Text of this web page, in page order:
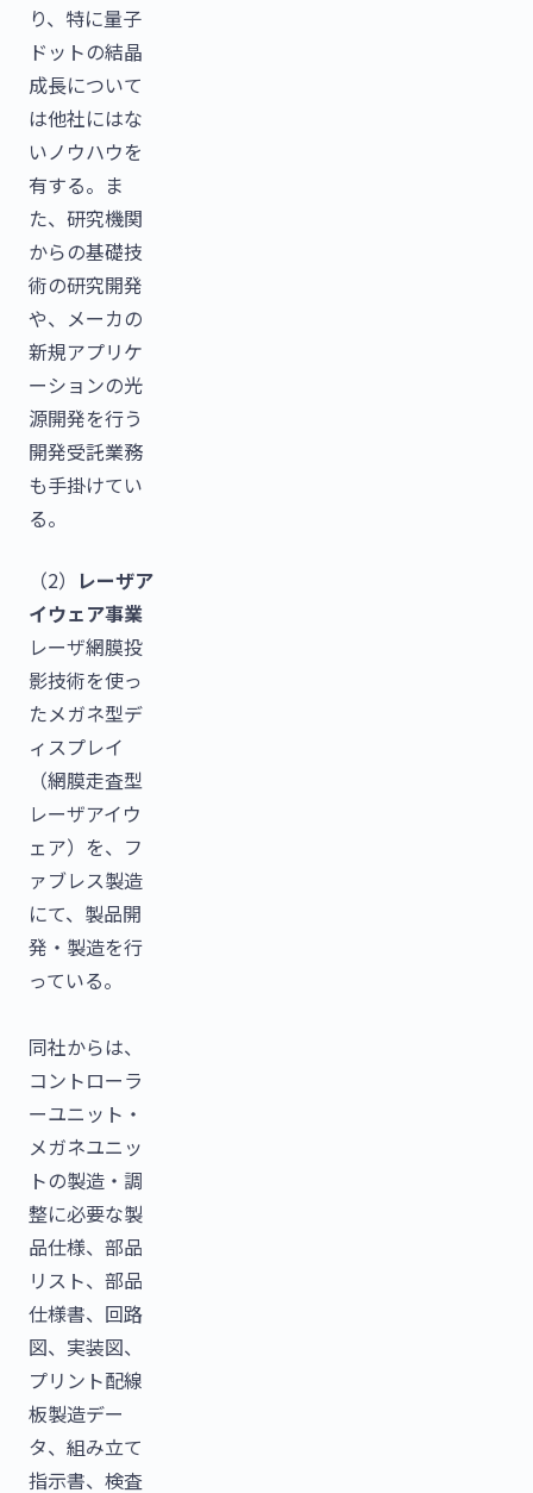
り、特に量子
ドットの結晶
成長について
は他社にはな
いノウハウを
有する。ま
た、研究機関
からの基礎技
術の研究開発
や、メーカの
新規アプリケ
ーションの光
源開発を行う
開発受託業務
も手掛けてい
る。
（2） レーザア
イウェア事業
レーザ網膜投
影技術を使っ
たメガネ型デ
ィスプレイ
（網膜走査型
レーザアイウ
ェア）を、フ
ァブレス製造
にて、製品開
発・製造を行
っている。
同社からは、
コントローラ
ーユニット・
メガネユニッ
トの製造・調
整に必要な製
品仕様、部品
リスト、部品
仕様書、回路
図、実装図、
プリント配線
板製造デー
タ、組み立て
指示書、検査